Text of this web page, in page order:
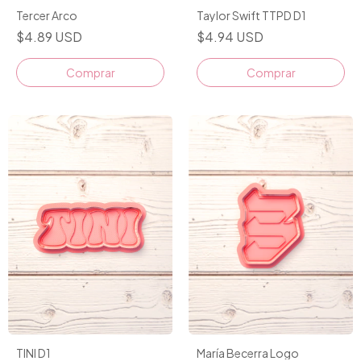
Tercer Arco
$4.89 USD
Comprar
Taylor Swift TTPD D1
$4.94 USD
Comprar
TINI D1 María Becerra Logo